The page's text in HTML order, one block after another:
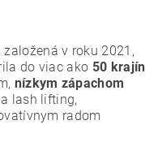
založená v roku 2021,
do viac ako 50 krajín
nízkym zápachom
lash lifting,
radom